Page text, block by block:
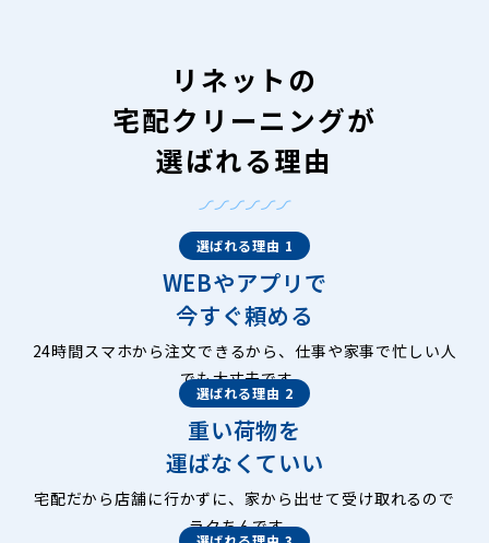
リネットの
宅配クリーニングが
選ばれる理由
選ばれる理由 1
WEBやアプリで
今すぐ頼める
24時間スマホから注文できるから、仕事や家事で忙しい人
でも大丈夫です。
選ばれる理由 2
重い荷物を
運ばなくていい
宅配だから店舗に行かずに、家から出せて受け取れるので
ラクちんです。